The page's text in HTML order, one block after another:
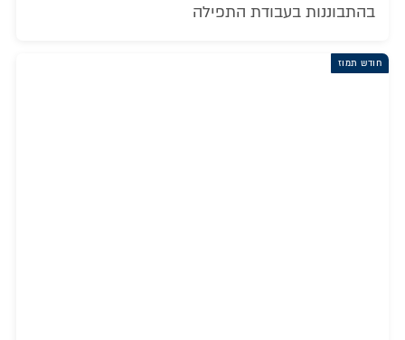
בהתבוננות בעבודת התפילה
חודש תמוז